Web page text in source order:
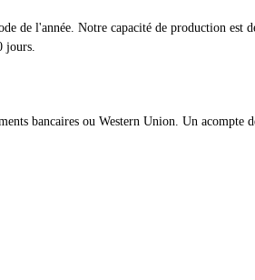
de l'année. Notre capacité de production est
jours.
bancaires ou Western Union. Un acompte